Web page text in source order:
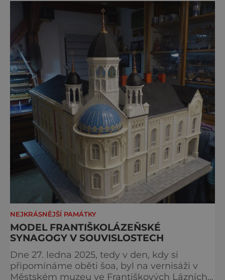
přímo v historickém centru městečka
nedaleko řeky Otavy, po
NEJKRÁSNĚJŠÍ PAMÁTKY
MODEL FRANTIŠKOLÁZEŇSKÉ
SYNAGOGY V SOUVISLOSTECH
Dne 27. ledna 2025, tedy v den, kdy si
připomínáme oběti šoa, byl na vernisáži v
Městském muzeu ve Františkových Lázních